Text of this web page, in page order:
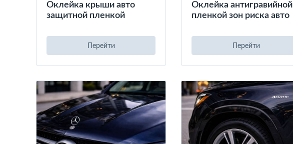
Оклейка крыши авто
защитной пленкой
Перейти
Оклейка антигравийной
пленкой зон риска авто
Перейти